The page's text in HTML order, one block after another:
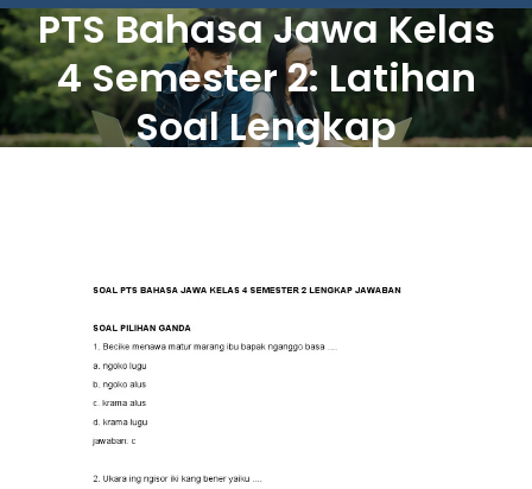
PTS Bahasa Jawa Kelas
4 Semester 2: Latihan
Soal Lengkap